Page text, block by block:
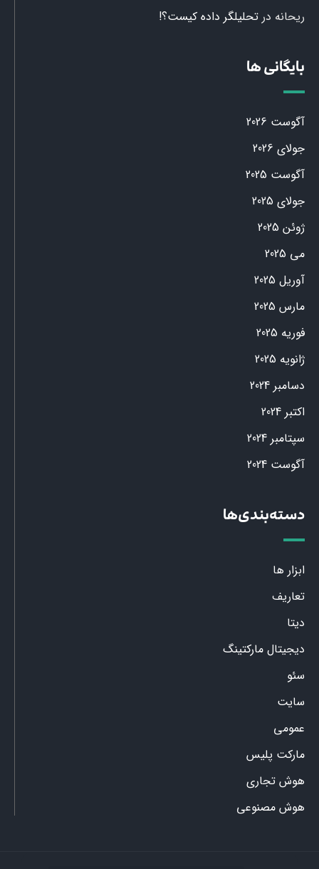
ریحانه در تحلیلگر داده کیست؟!
بایگانی ها
آگوست 2026
جولای 2026
آگوست 2025
جولای 2025
ژوئن 2025
می 2025
آوریل 2025
مارس 2025
فوریه 2025
ژانویه 2025
دسامبر 2024
اکتبر 2024
سپتامبر 2024
آگوست 2024
دسته‌بندی‌ها
ابزار ها
تعاریف
دیتا
دیجیتال مارکتینگ
سئو
سایت
عمومی
مارکت پلیس
هوش تجاری
هوش مصنوعی